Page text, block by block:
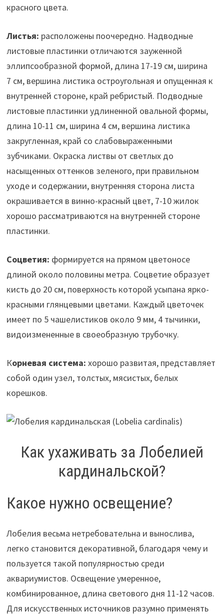
красного цвета.
Листья: расположены поочередно. Надводные
листовые пластинки отличаются зауженной
эллипсообразной формой, длина 17-19 см, ширина
7 см, вершина листика остроугольная и опущенная к
внутренней стороне, край ребристый. Подводные
листовые пластинки удлиненной овальной формы,
длина 10-11 см, ширина 4 см, вершина листика
закругленная, край со слабовыраженными
зубчиками. Окраска листвы от светлых до
насыщенных оттенков зеленого, при правильном
уходе и содержании, внутренняя сторона листа
окрашивается в винно-красный цвет, 7-10 жилок
хорошо рассматриваются на внутренней стороне
пластинки.
Соцветия: формируется на прямом цветоносе
длиной около половины метра. Соцветие образует
кисть до 20 см, поверхность которой усыпана ярко-
красными глянцевыми цветами. Каждый цветочек
имеет по 5 чашелистиков около 9 мм, 4 тычинки,
видоизмененные в своеобразную трубочку.
Корневая система: хорошо развитая, представляет
собой один узел, толстых, мясистых, белых
корешков.
Как ухаживать за Лобелией
кардинальской?
Какое нужно освещение?
Лобелия весьма нетребовательна и вынослива,
легко становится декоративной, благодаря чему и
пользуется такой популярностью среди
аквариумистов. Освещение умеренное,
комбинированное, длина светового дня 11-12 часов.
Для искусственных источников разумно применять